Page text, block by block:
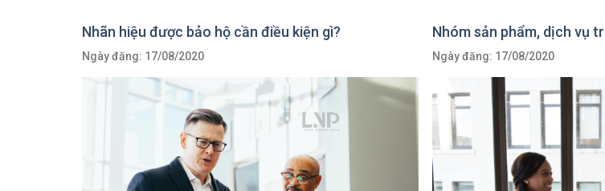
Nhãn hiệu được bảo hộ cần điều kiện gì?
Ngày đăng: 17/08/2020
Nhóm sản phẩm, dịch vụ
Ngày đăng: 17/08/2020